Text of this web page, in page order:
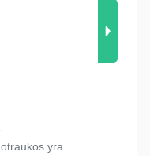
yra